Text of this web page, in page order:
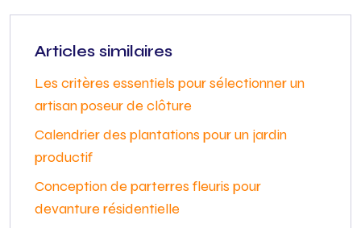
Articles similaires
Les critères essentiels pour sélectionner un
artisan poseur de clôture
Calendrier des plantations pour un jardin
productif
Conception de parterres fleuris pour
devanture résidentielle